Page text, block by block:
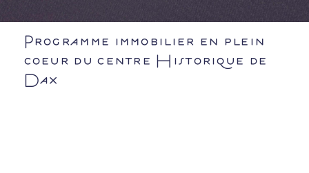
Programme immobilier en plein
coeur du centre Historique de
Dax